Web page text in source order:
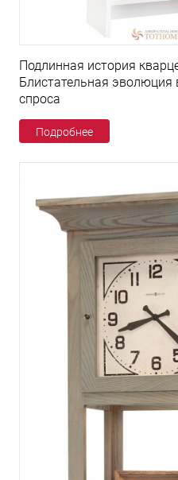
Подлинная история
Блистательная эволюция
спроса
Подробнее